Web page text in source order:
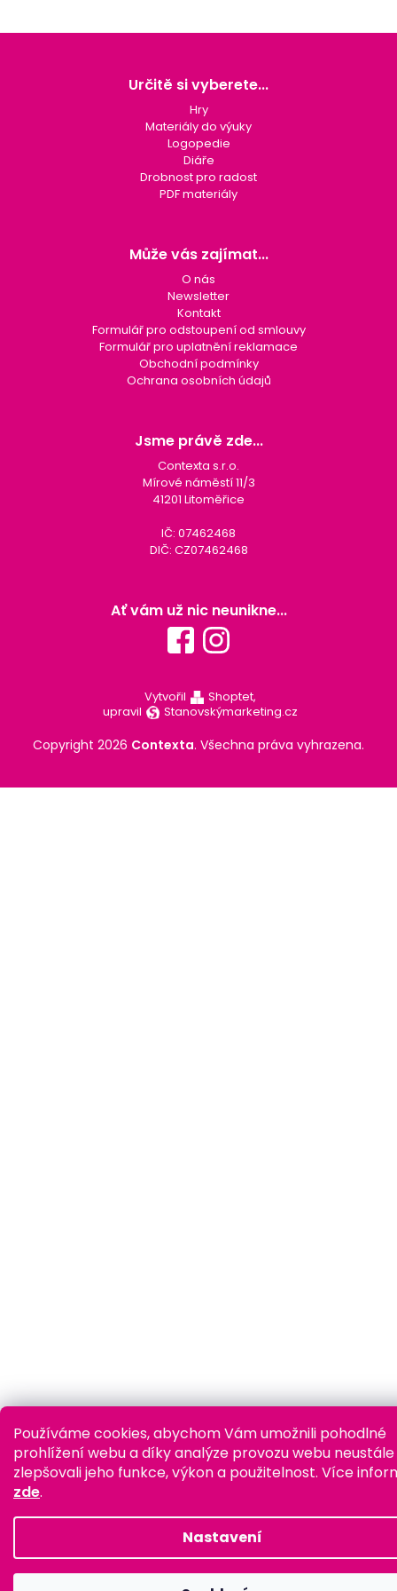
Používáme cookies, abychom Vám umožnili pohodlné
prohlížení webu a díky analýze provozu webu neustále
zlepšovali jeho funkce, výkon a použitelnost. Více
zde.
Nastavení
a
p
r
v
k
y
v
ý
p
u
Určitě si vyberete...
Hry
Materiály do výuky
Logopedie
Diáře
Drobnost pro radost
PDF materiály
Může vás zajímat...
O nás
Newsletter
Kontakt
Formulář pro odstoupení od smlouvy
Formulář pro uplatnění reklamace
Obchodní podmínky
Ochrana osobních údajů
Jsme právě zde...
Contexta s.r.o.
Mírové náměstí 11/3
41201 Litoměřice
IČ: 07462468
DIČ: CZ07462468
Ať vám už nic neunikne...
Vytvořil
Shoptet,
upravil
Stanovskýmarketing.cz
Copyright 2026 Contexta. Všechna práva vyhrazena.